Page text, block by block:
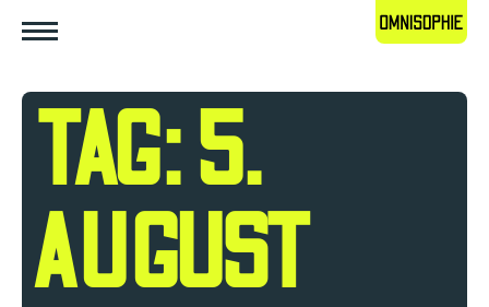
TAG: 5.
AUGUST